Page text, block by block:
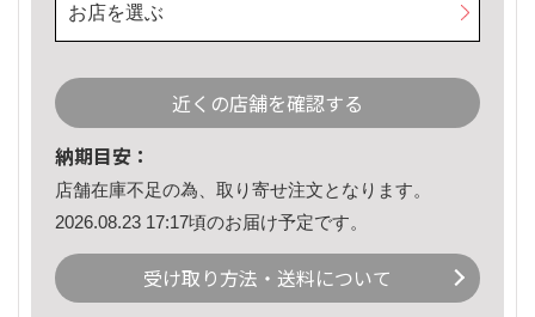
お店を選ぶ
近くの店舗を確認する
納期目安：
店舗在庫不足の為、取り寄せ注文となります。
2026.08.23 17:17頃のお届け予定です。
受け取り方法・送料について